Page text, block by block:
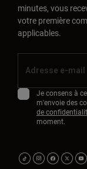
minutes, vous
votre première
applicables.
Je consens à
m'envoie des
de
moment.